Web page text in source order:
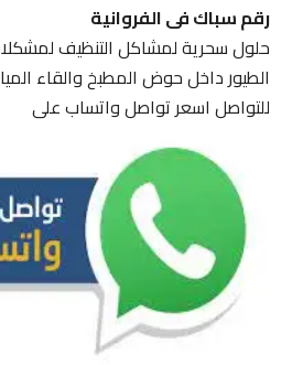
رقم سباك فى الفروانية
حلول سحرية لمشاكل التنظيف لمشكلات
الطيور داخل حوض المطبخ والقاء
للتواصل اسعر تواصل واتساب على